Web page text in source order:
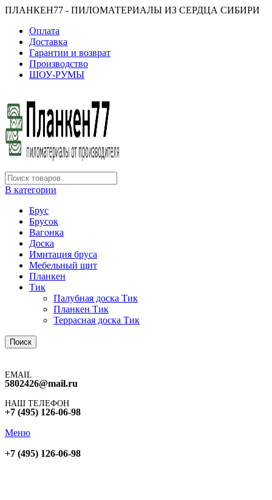
ПЛАНКЕН77 - ПИЛОМАТЕРИАЛЫ ИЗ СЕРДЦА СИБИРИ
Оплата
Доставка
Гарантии и возврат
Производство
ШОУ-РУМЫ
В категории
Брус
Брусок
Вагонка
Доска
Имитация бруса
Мебельный щит
Планкен
Тик
Палубная доска Тик
Планкен Тик
Террасная доска Тик
Поиск
EMAIL
5802426@mail.ru
НАШ ТЕЛЕФОН
+7 (495) 126-06-98
Меню
+7 (495) 126-06-98